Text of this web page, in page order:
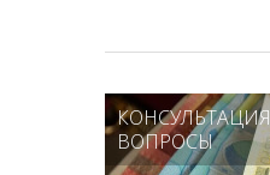
КОНСУЛЬТАЦИЯ
ВОПРОСЫ